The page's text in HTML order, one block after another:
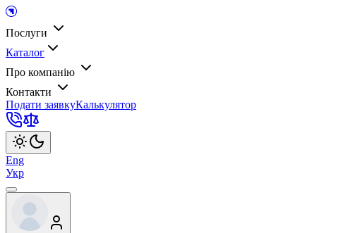
Послуги
Каталог
Про компанію
Контакти
Подати заявкуКалькулятор
Eng
Укр